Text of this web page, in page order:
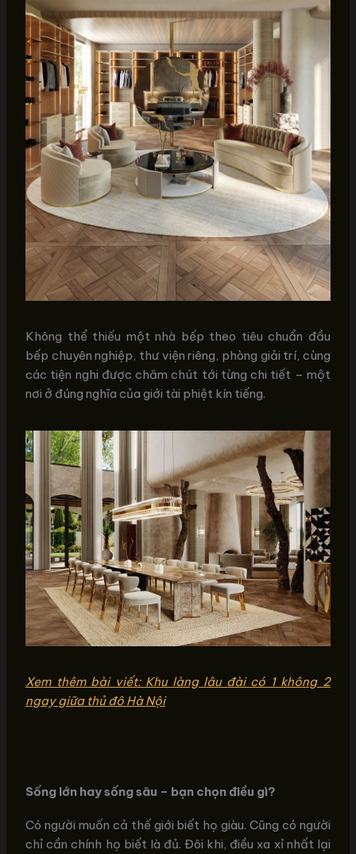
Không thể thiếu một nhà bếp theo tiêu chuẩn đầu
bếp chuyên nghiệp, thư viện riêng, phòng giải trí, cùng
các tiện nghi được chăm chút tới từng chi tiết – một
nơi ở đúng nghĩa của giới tài phiệt kín tiếng.
Xem thêm bài viết: Khu làng lâu đài có 1 không 2
ngay giữa thủ đô Hà Nội
Sống lớn hay sống sâu – bạn chọn điều gì?
Có người muốn cả thế giới biết họ giàu. Cũng có người
chỉ cần chính họ biết là đủ. Đôi khi, điều xa xỉ nhất lại